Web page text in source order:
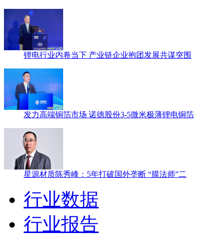
锂电行业内卷当下 产业链企业抱团发展共谋突围
发力高端铜箔市场 诺德股份3-5微米极薄锂电铜箔
星源材质陈秀峰：5年打破国外垄断 “膜法师”二
行业数据
行业报告